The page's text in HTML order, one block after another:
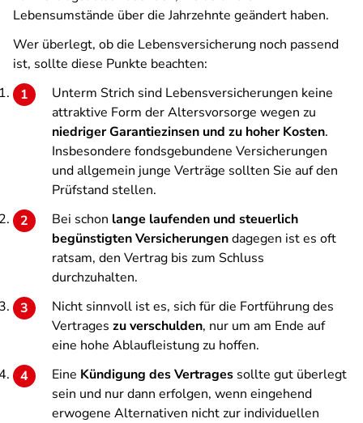
Lebensumstände über die Jahrzehnte geändert haben.
Wer überlegt, ob die Lebensversicherung noch passend
ist, sollte diese Punkte beachten:
Unterm Strich sind Lebensversicherungen keine
attraktive Form der Altersvorsorge wegen zu
niedriger Garantiezinsen und zu hoher Kosten.
Insbesondere fondsgebundene Versicherungen
und allgemein junge Verträge sollten Sie auf den
Prüfstand stellen.
Bei schon lange laufenden und steuerlich
begünstigten Versicherungendagegen ist es oft
ratsam, den Vertrag bis zum Schluss
durchzuhalten.
Nicht sinnvoll ist es, sich für die Fortführung des
Vertrages zu verschulden, nur um am Ende auf
eine hohe Ablaufleistung zu hoffen.
Eine Kündigung des Vertrages sollte gut überlegt
sein und nur dann erfolgen, wenn eingehend
erwogene Alternativen nicht zur individuellen